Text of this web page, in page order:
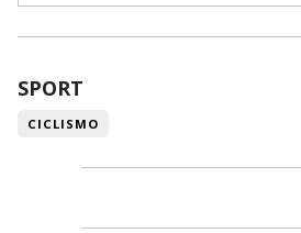
SPORT
CICLISMO